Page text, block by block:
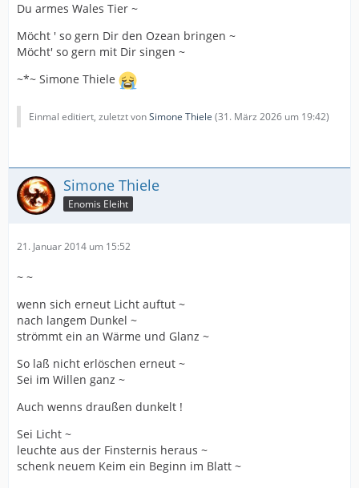
Du armes Wales Tier ~
Möcht ' so gern Dir den Ozean bringen ~
Möcht' so gern mit Dir singen ~
~*~ Simone Thiele
Einmal editiert, zuletzt vonSimone Thiele (31. März 2026 um 19:42)
Simone Thiele
Enomis Eleiht
21. Januar 2014 um 15:52
~ ~
wenn sich erneut Licht auftut ~
nach langem Dunkel ~
strömmt ein an Wärme und Glanz ~
So laß nicht erlöschen erneut ~
Sei im Willen ganz ~
Auch wenns draußen dunkelt !
Sei Licht ~
leuchte aus der Finsternis heraus ~
schenk neuem Keim ein Beginn im Blatt ~